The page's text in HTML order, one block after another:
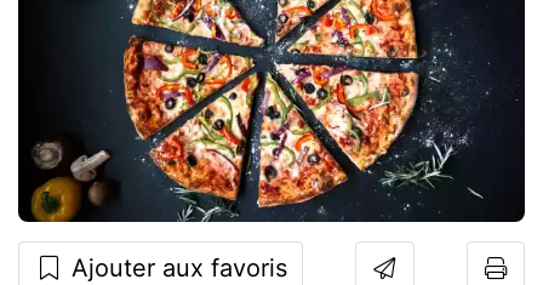
Ajouter aux favoris